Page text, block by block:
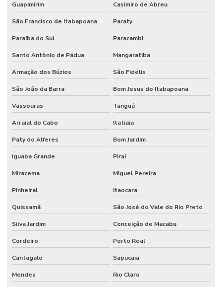
Guapimirim Casimiro de Abreu
São Francisco de Itabapoana Paraty
Paraíba do Sul Paracambi
Santo Antônio de Pádua Mangaratiba
Armação dos Búzios São Fidélis
São João da Barra Bom Jesus do Itabapoana
Vassouras Tanguá
Arraial do Cabo Itatiaia
Paty do Alferes Bom Jardim
Iguaba Grande Piraí
Miracema Miguel Pereira
Pinheiral Itaocara
Quissamã São José do Vale do Rio Preto
Silva Jardim Conceição de Macabu
Cordeiro Porto Real
Cantagalo Sapucaia
Mendes Rio Claro